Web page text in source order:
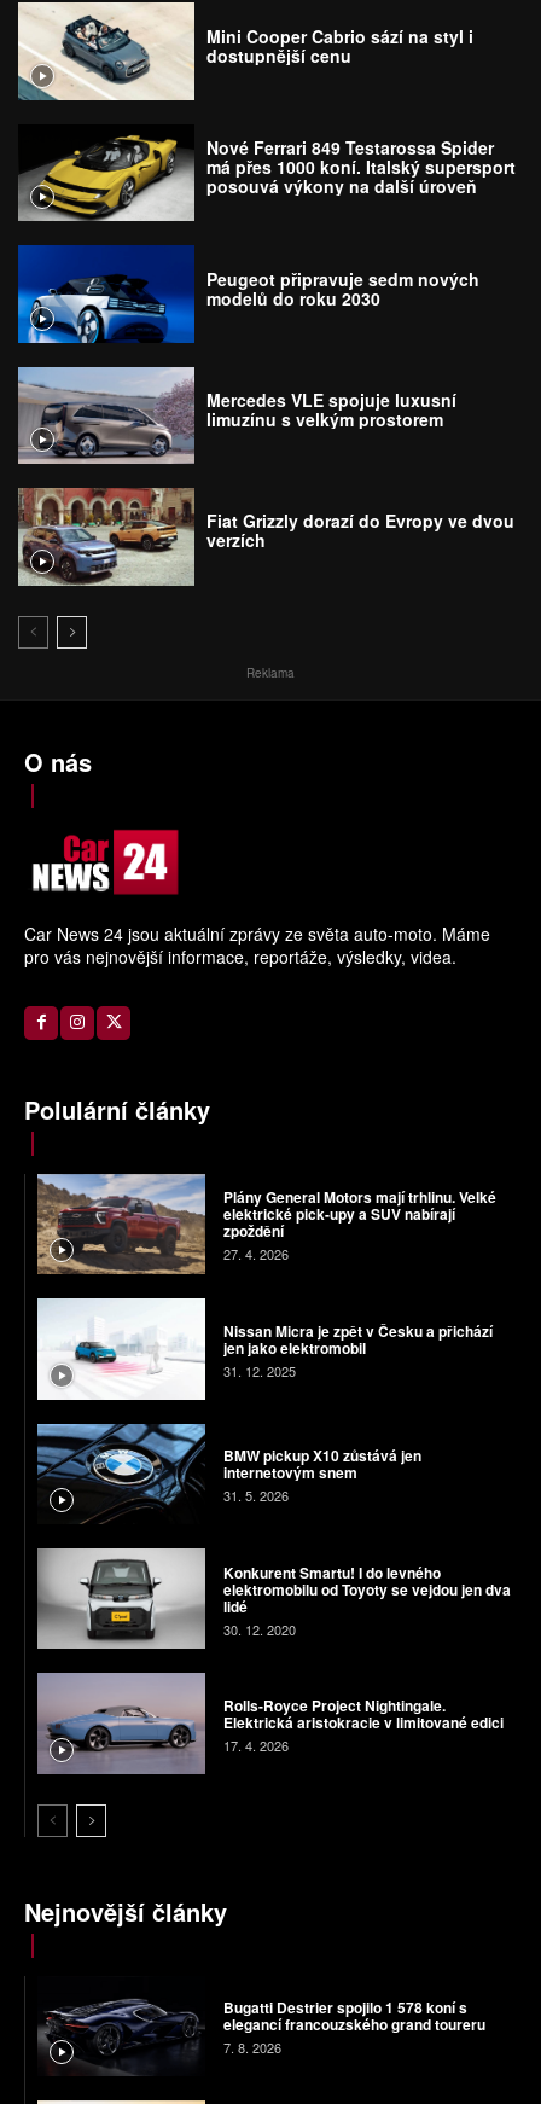
Mini Cooper Cabrio sází na styl i
dostupnější cenu
Nové Ferrari 849 Testarossa Spider
má přes 1000 koní. Italský supersport
posouvá výkony na další úroveň
Peugeot připravuje sedm nových
modelů do roku 2030
Mercedes VLE spojuje luxusní
limuzínu s velkým prostorem
Fiat Grizzly dorazí do Evropy ve dvou
verzích
Reklama
O nás
Car News 24 jsou aktuální zprávy ze světa auto-moto. Máme
pro vás nejnovější informace, reportáže, výsledky, videa.
Polulární články
Plány General Motors mají trhlinu. Velké
elektrické pick-upy a SUV nabírají
zpoždění
27. 4. 2026
Nissan Micra je zpět v Česku a přichází
jen jako elektromobil
31. 12. 2025
BMW pickup X10 zůstává jen
internetovým snem
31. 5. 2026
Konkurent Smartu! I do levného
elektromobilu od Toyoty se vejdou jen dva
lidé
30. 12. 2020
Rolls-Royce Project Nightingale.
Elektrická aristokracie v limitované edici
17. 4. 2026
Nejnovější články
Bugatti Destrier spojilo 1 578 koní s
elegancí francouzského grand toureru
7. 8. 2026